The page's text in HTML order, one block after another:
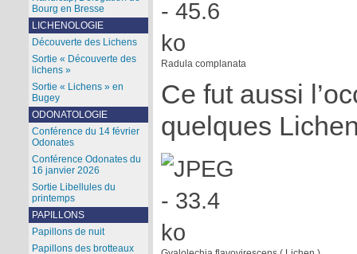
Radula complanata
Ce fut aussi
quelques
Bourg en Bresse
LICHENOLOGIE
Découverte des Lichens
Sortie « Découverte des
lichens »
Sortie « Lichens » en
Bugey
ODONATOLOGIE
Conférence du 14 février
Odonates
Conférence Odonates du
16 janvier 2026
Sortie Libellules du
printemps
PAPILLONS
Papillons de nuit
Papillons des brotteaux